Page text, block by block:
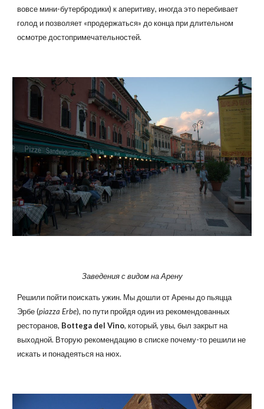
вовсе мини-бутербродики) к аперитиву, иногда это перебивает
голод и позволяет «продержаться» до конца при длительном
осмотре достопримечательностей.
Заведения с видом на Арену
Решили пойти поискать ужин. Мы дошли от Арены до пьяцца
Эрбе (piazza Erbe), по пути пройдя один из рекомендованных
ресторанов, Bottega del Vino, который, увы, был закрыт на
выходной. Вторую рекомендацию в списке почему-то решили не
искать и понадеяться на нюх.